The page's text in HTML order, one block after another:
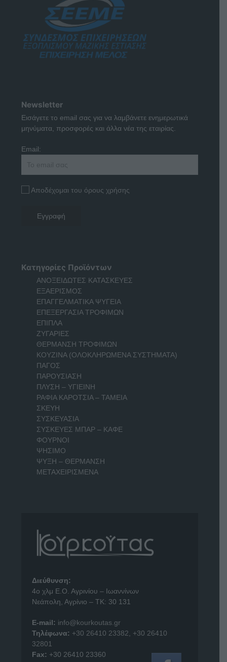
Newsletter
Εισάγετε το email σας για να λαμβάνετε ενημερωτικά
μηνύματα, προσφορές και άλλα νέα της εταιρίας.
Email:
Αποδέχομαι του όρους χρήσης
Κατηγορίες Προϊόντων
ΑΝΟΞΕΙΔΩΤΕΣ ΚΑΤΑΣΚΕΥΕΣ
ΕΞΑΕΡΙΣΜΟΣ
ΕΠΑΓΓΕΛΜΑΤΙΚΑ ΨΥΓΕΙΑ
ΕΠΕΞΕΡΓΑΣΙΑ ΤΡΟΦΙΜΩΝ
ΕΠΙΠΛΑ
ΖΥΓΑΡΙΕΣ
ΘΕΡΜΑΝΣΗ ΤΡΟΦΙΜΩΝ
ΚΟΥΖΙΝΑ (ΟΛΟΚΛΗΡΩΜΕΝΑ ΣΥΣΤΗΜΑΤΑ)
ΠΑΓΟΣ
ΠΑΡΟΥΣΙΑΣΗ
ΠΛΥΣΗ – ΥΓΙΕΙΝΗ
ΡΑΦΙΑ ΚΑΡΟΤΣΙΑ – ΤΑΜΕΙΑ
ΣΚΕΥΗ
ΣΥΣΚΕΥΑΣΙΑ
ΣΥΣΚΕΥΕΣ ΜΠΑΡ – ΚΑΦΕ
ΦΟΥΡΝΟΙ
ΨΗΣΙΜΟ
ΨΥΞΗ – ΘΕΡΜΑΝΣΗ
ΜΕΤΑΧΕΙΡΙΣΜΕΝΑ
Διεύθυνση:
4o χλμ Ε.Ο. Αγρινίου – Ιωαννίνων
Νεάπολη, Αγρίνιο – ΤΚ: 30 131
E-mail: info@kourkoutas.gr
Τηλέφωνα: +30 26410 23382
+30 26410
32801
Fax: +30 26410 23360